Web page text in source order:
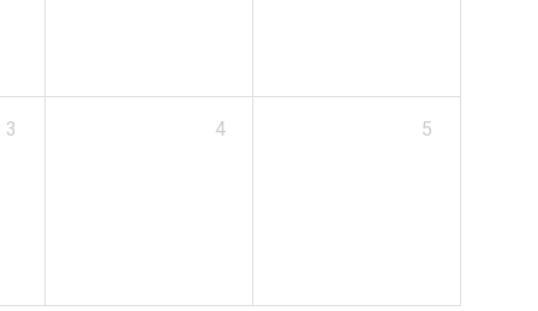
3 4 5